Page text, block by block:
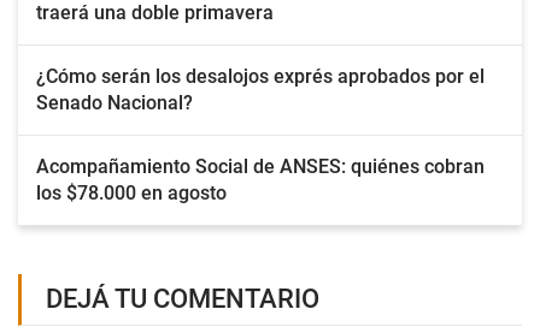
traerá una doble primavera
¿Cómo serán los desalojos exprés aprobados por el
Senado Nacional?
Acompañamiento Social de ANSES: quiénes cobran
los $78.000 en agosto
DEJÁ TU COMENTARIO